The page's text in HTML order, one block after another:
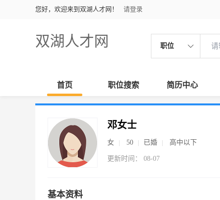
您好，欢迎来到双湖人才网！ 请登录
双湖人才网 职位
首页 职位搜索 简历中心
邓女士
女 50 已婚 高中以下
更新时间： 08-07
基本资料